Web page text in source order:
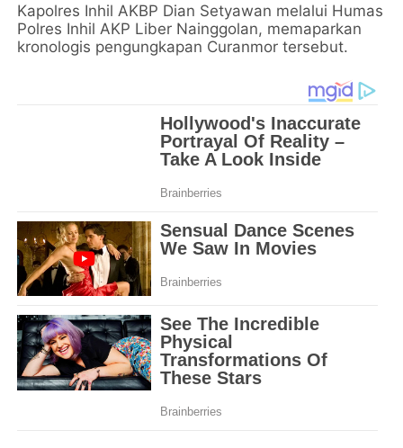
Kapolres Inhil AKBP Dian Setyawan melalui Humas
Polres Inhil AKP Liber Nainggolan, memaparkan
kronologis pengungkapan Curanmor tersebut.